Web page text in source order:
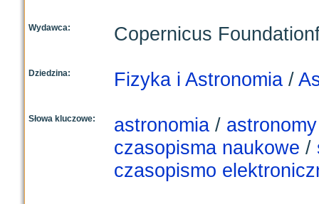
Wydawca: Copernicus
Dziedzina: Fizyka i Astronomia/
Słowa kluczowe: astronomia/ astronomy
czasopisma naukowe /
czasopismo